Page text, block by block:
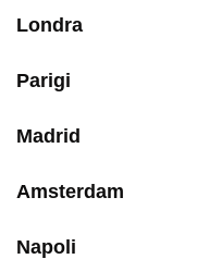
Londra
Parigi
Madrid
Amsterdam
Napoli